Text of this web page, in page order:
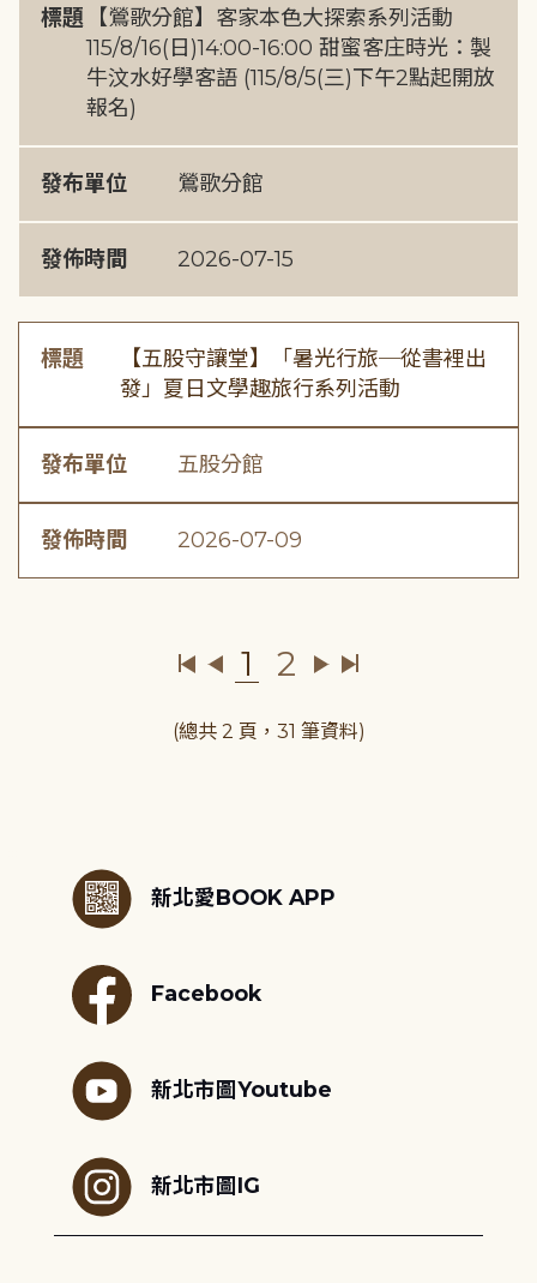
標題 【鶯歌分館】客家本色大探索系列活動
115/8/16(日)14:00-16:00 甜蜜客庄時光：製
牛汶水好學客語 (115/8/5(三)下午2點起開放
報名)
發布單位 鶯歌分館
發佈時間 2026-07-15
標題
【五股守讓堂】「暑光行旅─從書裡出
發」夏日文學趣旅行系列活動
發布單位 五股分館
發佈時間 2026-07-09
1 2
(總共 2 頁，31 筆資料)
新北愛BOOK APP
Facebook
新北市圖Youtube
新北市圖IG